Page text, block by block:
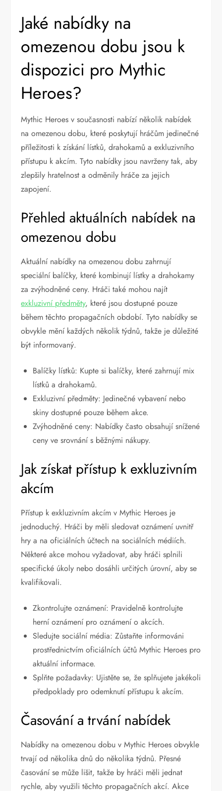
Jaké nabídky na
omezenou dobu jsou k
dispozici pro Mythic
Heroes?
Mythic Heroes v současnosti nabízí několik nabídek
na omezenou dobu, které poskytují hráčům jedinečné
příležitosti k získání lístků, drahokamů a exkluzivního
přístupu k akcím. Tyto nabídky jsou navrženy tak, aby
zlepšily hratelnost a odměnily hráče za jejich
zapojení.
Přehled aktuálních nabídek na
omezenou dobu
Aktuální nabídky na omezenou dobu zahrnují
speciální balíčky, které kombinují lístky a drahokamy
za zvýhodněné ceny. Hráči také mohou najít
exkluzivní předměty, které jsou dostupné pouze
během těchto propagačních období. Tyto nabídky se
obvykle mění každých několik týdnů, takže je důležité
být informovaný.
Balíčky lístků: Kupte si balíčky, které zahrnují mix
lístků a drahokamů.
Exkluzivní předměty: Jedinečné vybavení nebo
skiny dostupné pouze během akce.
Zvýhodněné ceny: Nabídky často obsahují snížené
ceny ve srovnání s běžnými nákupy.
Jak získat přístup k exkluzivním
akcím
Přístup k exkluzivním akcím v Mythic Heroes je
jednoduchý. Hráči by měli sledovat oznámení uvnitř
hry a na oficiálních účtech na sociálních médiích.
Některé akce mohou vyžadovat, aby hráči splnili
specifické úkoly nebo dosáhli určitých úrovní, aby se
kvalifikovali.
Zkontrolujte oznámení: Pravidelně kontrolujte
herní oznámení pro oznámení o akcích.
Sledujte sociální média: Zůstaňte informováni
prostřednictvím oficiálních účtů Mythic Heroes pro
aktuální informace.
Splňte požadavky: Ujistěte se, že splňujete jakékoli
předpoklady pro odemknutí přístupu k akcím.
Časování a trvání nabídek
Nabídky na omezenou dobu v Mythic Heroes obvykle
trvají od několika dnů do několika týdnů. Přesné
časování se může lišit, takže by hráči měli jednat
rychle, aby využili těchto propagačních akcí. Akce